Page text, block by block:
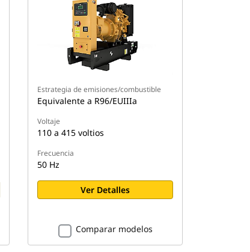
Estrategia de emisiones/combustible
Equivalente a R96/EUIIIa
Voltaje
110 a 415 voltios
Frecuencia
50 Hz
Ver Detalles
Comparar modelos